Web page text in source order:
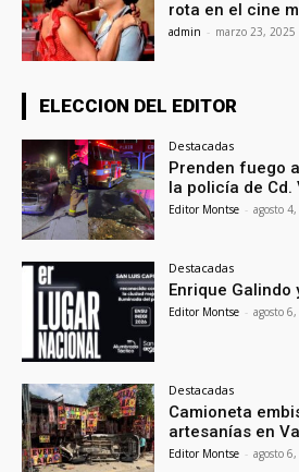
rota en el cine
admin - marzo 23, 2025
ELECCION DEL EDITOR
Destacadas
Prenden fuego
la policía de Cd.
Editor Montse - agosto
Destacadas
Enrique Galindo
Editor Montse - agosto
Destacadas
Camioneta
artesanías en
Editor Montse - agosto